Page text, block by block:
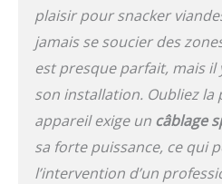
plaisir pour snacker
jamais se soucier des
est presque parfait, mais il
son installation. Oubliez la
appareil exige un câblage
sa forte puissance, ce qui
l’intervention d’un